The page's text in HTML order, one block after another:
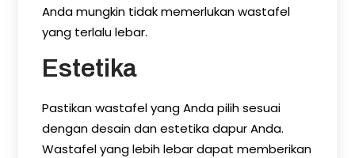
Anda mungkin tidak memerlukan wastafel
yang terlalu lebar.
Estetika
Pastikan wastafel yang Anda pilih sesuai
dengan desain dan estetika dapur Anda.
Wastafel yang lebih lebar dapat memberikan